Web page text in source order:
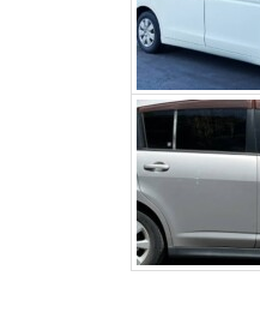
日産 ティ